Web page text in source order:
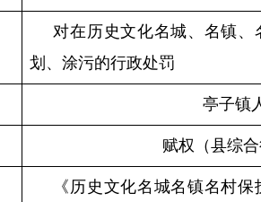
对在历史文化名城、名镇
划、涂污的行政处罚
亭子镇
赋权（县综
《历史文化名城名镇名村